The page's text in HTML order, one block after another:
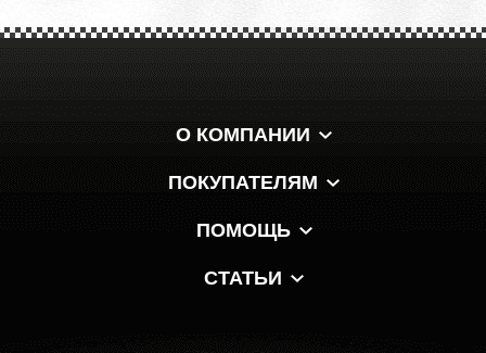
О КОМПАНИИ
ПОКУПАТЕЛЯМ
ПОМОЩЬ
СТАТЬИ